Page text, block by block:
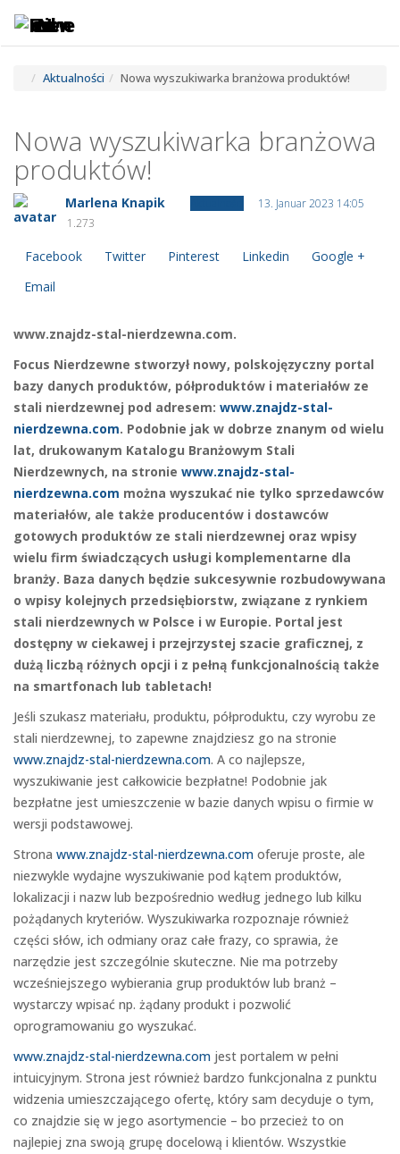
Aktualności Nowa wyszukiwarka branżowa produktów!
Nowa wyszukiwarka branżowa
produktów!
Marlena Knapik
13. Januar 2023 14:05
1.273
Facebook Twitter Pinterest Linkedin
Google +
Email
www.znajdz-stal-nierdzewna.com.
Focus Nierdzewne stworzył nowy, polskojęzyczny portal
bazy danych produktów, półproduktów i materiałów ze
stali nierdzewnej pod adresem: www.znajdz-stal-
nierdzewna.com. Podobnie jak w dobrze znanym od wielu
lat, drukowanym Katalogu Branżowym Stali
Nierdzewnych, na stronie www.znajdz-stal-
nierdzewna.com można wyszukać nie tylko sprzedawców
materiałów, ale także producentów i dostawców
gotowych produktów ze stali nierdzewnej oraz wpisy
wielu firm świadczących usługi komplementarne dla
branży. Baza danych będzie sukcesywnie rozbudowywana
o wpisy kolejnych przedsiębiorstw, związane z rynkiem
stali nierdzewnych w Polsce i w Europie. Portal jest
dostępny w ciekawej i przejrzystej szacie graficznej, z
dużą liczbą różnych opcji i z pełną funkcjonalnością także
na smartfonach lub tabletach!
Jeśli szukasz materiału, produktu, półproduktu, czy wyrobu ze
stali nierdzewnej, to zapewne znajdziesz go na stronie
www.znajdz-stal-nierdzewna.com. A co najlepsze,
wyszukiwanie jest całkowicie bezpłatne! Podobnie jak
bezpłatne jest umieszczenie w bazie danych wpisu o firmie w
wersji podstawowej.
Strona www.znajdz-stal-nierdzewna.com oferuje proste, ale
niezwykle wydajne wyszukiwanie pod kątem produktów,
lokalizacji i nazw lub bezpośrednio według jednego lub kilku
pożądanych kryteriów. Wyszukiwarka rozpoznaje również
części słów, ich odmiany oraz całe frazy, co sprawia, że
narzędzie jest szczególnie skuteczne. Nie ma potrzeby
wcześniejszego wybierania grup produktów lub branż –
wystarczy wpisać np. żądany produkt i pozwolić
oprogramowaniu go wyszukać.
www.znajdz-stal-nierdzewna.com jest portalem w pełni
intuicyjnym. Strona jest również bardzo funkcjonalna z punktu
widzenia umieszczającego ofertę, który sam decyduje o tym,
co znajdzie się w jego asortymencie – bo przecież to on
najlepiej zna swoją grupę docelową i klientów. Wszystkie